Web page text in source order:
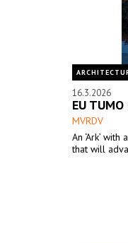
16.3.2026
EU
MVRDV
An ‘Ark’
that will